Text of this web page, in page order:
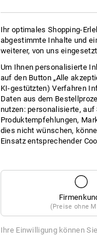
Ihr optimales Shopping-
abgestimmte Inhalte und
weiterer, von uns
Um Ihnen personalisierte
auf den Button „Alle
KI-gestützten) Verfahren
Daten aus dem
nutzen: personalisierte,
Produktempfehlungen,
dies nicht wünschen,
Einsatz entsprechender
(Preise ohne
Ihre Einwilligung können